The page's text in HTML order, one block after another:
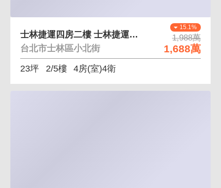
15.1%
1,988萬
1,688萬
士林捷運四房二樓 士林捷運站,士紙,靜巷
台北市士林區小北街
23坪 2/5樓 4房(室)4衛